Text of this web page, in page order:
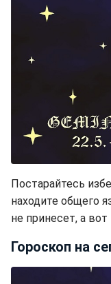
Постарайтесь
находите общего
не принесет, а
Гороскоп на